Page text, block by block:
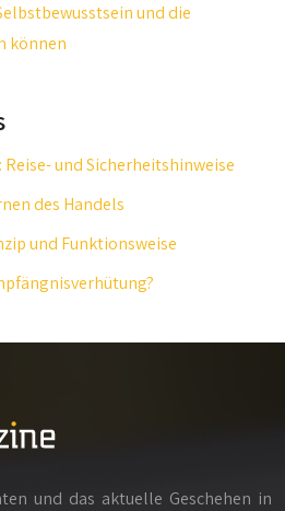
und die
können
und Sicherheitshinweise
des Handels
und Funktionsweise
und das aktuelle Geschehen in